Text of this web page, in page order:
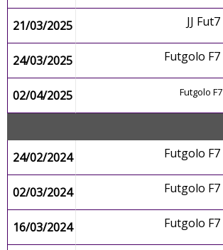
21/03/2025 JJ Fut7
24/03/2025 Futgolo F7
02/04/2025 Futgolo F7
24/02/2024
Futgolo F7
02/03/2024 Futgolo F7
16/03/2024 Futgolo F7